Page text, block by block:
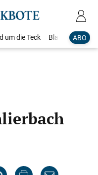
ABO
um die Teck Blaulicht